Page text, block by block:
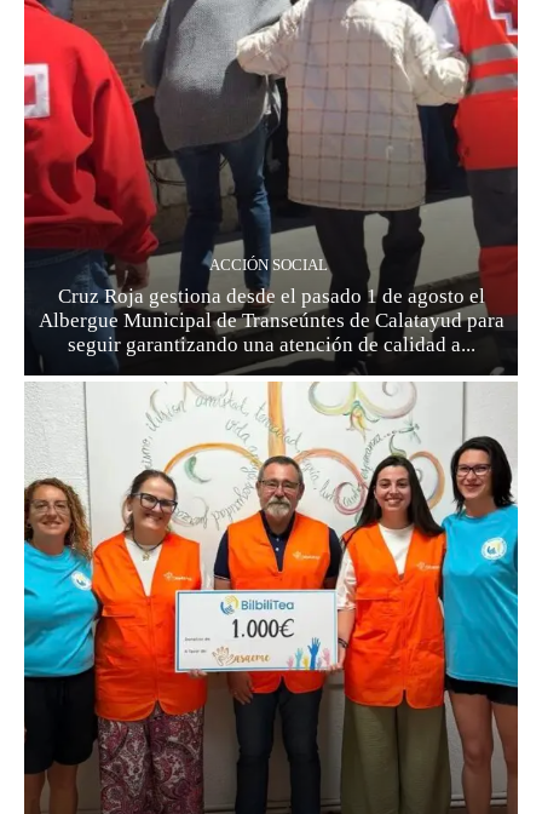
ACCIÓN SOCIAL
Cruz Roja gestiona desde el pasado 1 de agosto el
Albergue Municipal de Transeúntes de Calatayud para
seguir garantizando una atención de calidad a...